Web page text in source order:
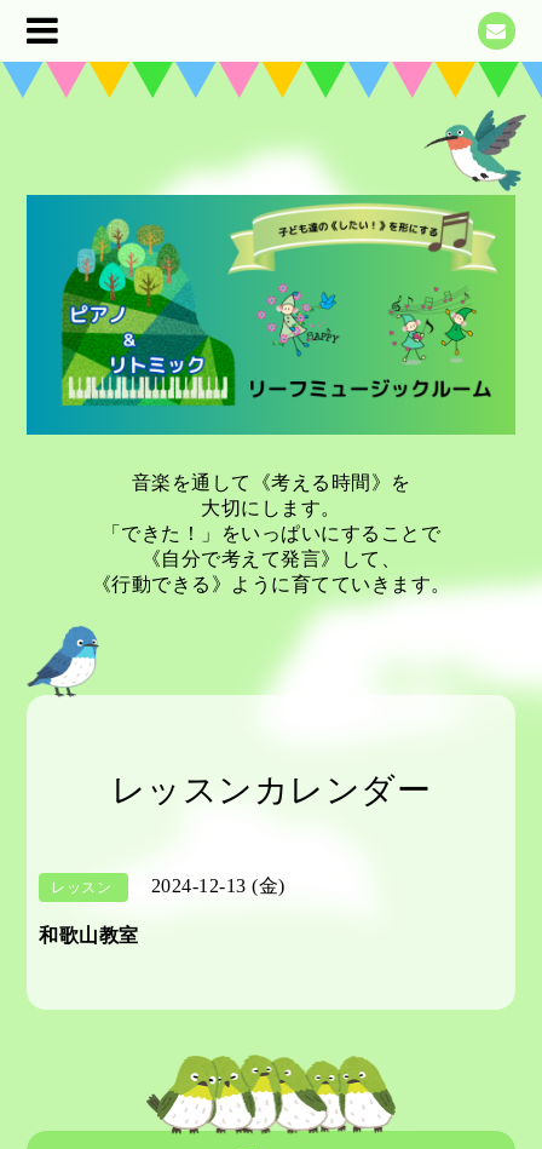
音楽を通して《考える時間》を
大切にします。
「できた！」をいっぱいにすることで
《自分で考えて発言》して、
《行動できる》ように育てていきます。
レッスンカレンダー
レッスン 2024-12-13 (金)
和歌山教室